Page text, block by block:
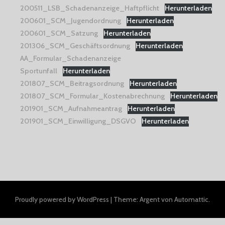
200511_LSB_Schadenanzeige_Haftpflicht
Herunterladen
200601_SCM_Jugendordnung
Herunterladen
200601_SCM_Satzung
Herunterladen
201306_SCM_Geschäftsordnung
Herunterladen
AA_Formular_Schadenanzeige
Sportunfall
Herunterladen
201807_SCM_Beitragsordnung
Herunterladen
201807_SCM_Formular_Kostenabrechnung
Herunterladen
201901_SCM_Aufnahmeantrag
Herunterladen
201901_SCM_Einwilligung_DSGVO
Herunterladen
Proudly powered by WordPress | Theme: Argent von Automattic.